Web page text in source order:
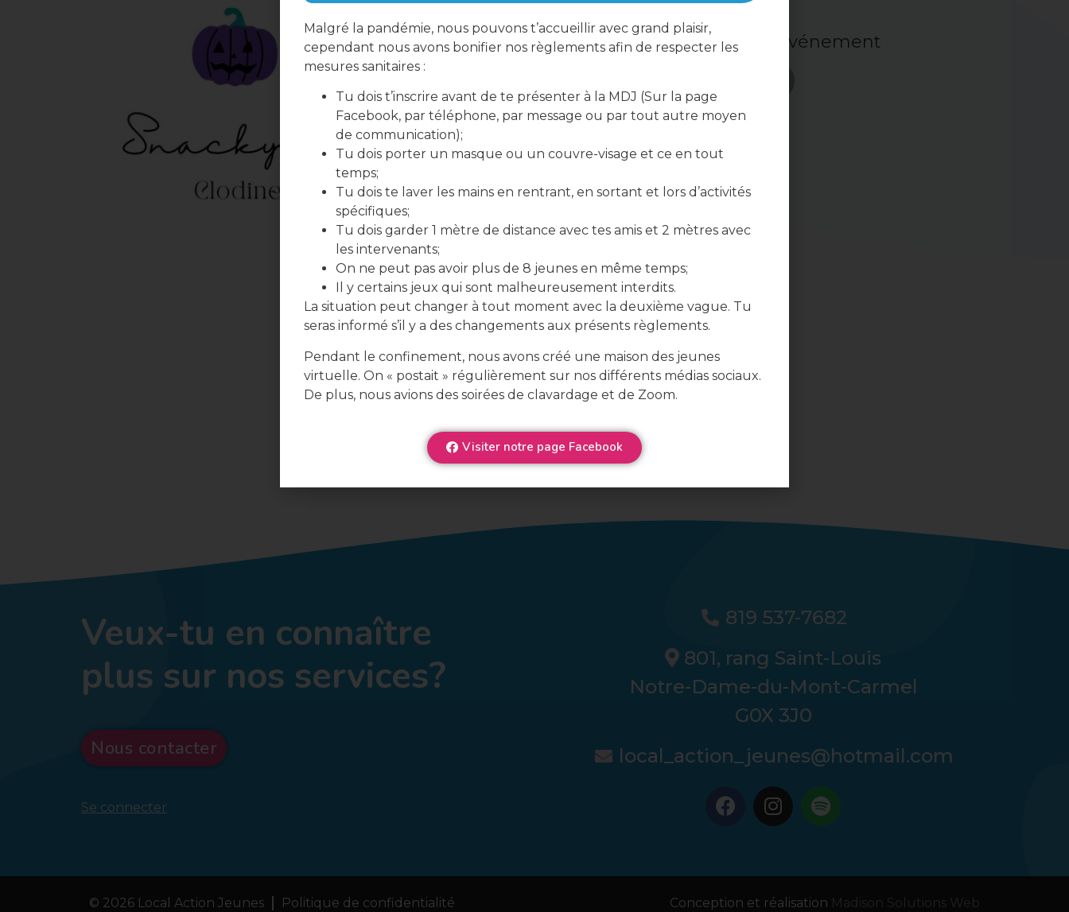
Partager cet événement
Veux-tu en connaître
plus sur nos services?
Nous contacter
Se connecter
819 537-7682
801, rang Saint-Louis
Notre-Dame-du-Mont-Carmel
G0X 3J0
local_action_jeunes@hotmail.com
© 2026 Local Action Jeunes Politique de confidentialité Conception et réalisation Madison Solutions Web
Malgré la pandémie, nous pouvons t’accueillir avec grand plaisir,
cependant nous avons bonifier nos règlements afin de respecter les
mesures sanitaires :
Tu dois t’inscrire avant de te présenter à la MDJ (Sur la page
Facebook, par téléphone, par message ou par tout autre moyen
de communication);
Tu dois porter un masque ou un couvre-visage et ce en tout
temps;
Tu dois te laver les mains en rentrant, en sortant et lors d’activités
spécifiques;
Tu dois garder 1 mètre de distance avec tes amis et 2 mètres avec
les intervenants;
On ne peut pas avoir plus de 8 jeunes en même temps;
Il y certains jeux qui sont malheureusement interdits.
La situation peut changer à tout moment avec la deuxième vague. Tu
seras informé s’il y a des changements aux présents règlements.
Pendant le confinement, nous avons créé une maison des jeunes
virtuelle. On « postait » régulièrement sur nos différents médias sociaux.
De plus, nous avions des soirées de clavardage et de Zoom.
Visiter notre page Facebook